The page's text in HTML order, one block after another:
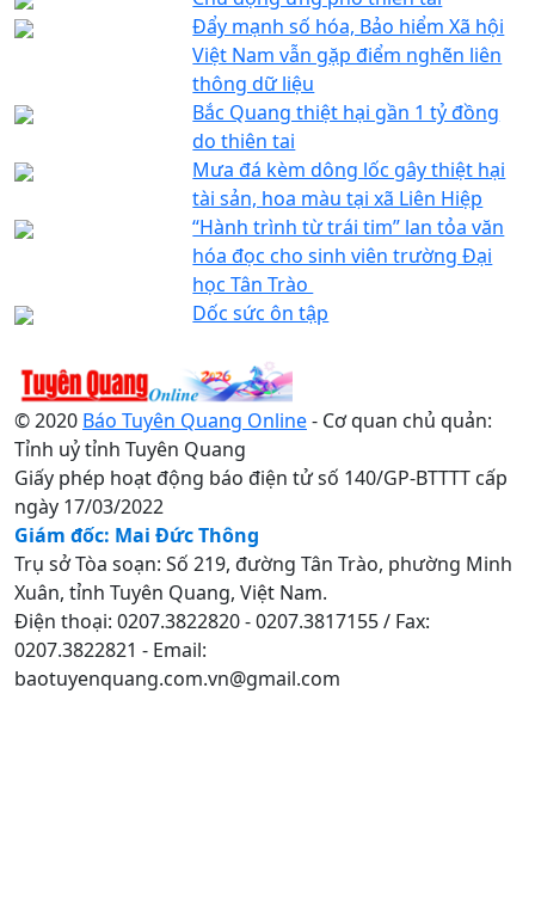
Đẩy mạnh số hóa, Bảo hiểm Xã hội
Việt Nam vẫn gặp điểm nghẽn liên
thông dữ liệu
Bắc Quang thiệt hại gần 1 tỷ đồng
do thiên tai
Mưa đá kèm dông lốc gây thiệt hại
tài sản, hoa màu tại xã Liên Hiệp
“Hành trình từ trái tim” lan tỏa văn
hóa đọc cho sinh viên trường Đại
học Tân Trào ​
Dốc sức ôn tập
© 2020 Báo Tuyên Quang Online- Cơ quan chủ quản:
Tỉnh uỷ tỉnh Tuyên Quang
Giấy phép hoạt động báo điện tử số 140/GP-BTTTT cấp
ngày 17/03/2022
Giám đốc: Mai Đức Thông
Trụ sở Tòa soạn: Số 219, đường Tân Trào, phường Minh
Xuân, tỉnh Tuyên Quang, Việt Nam.
Điện thoại: 0207.3822820 - 0207.3817155 / Fax:
0207.3822821 - Email:
baotuyenquang.com.vn@gmail.com